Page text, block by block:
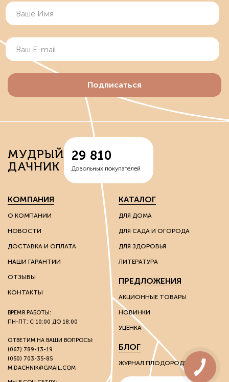
Подписаться
МУДРЫЙ
ДАЧНИК
29 810
Довольных покупателей
КОМПАНИЯ
О КОМПАНИИ
НОВОСТИ
ДОСТАВКА И ОПЛАТА
НАШИ ГАРАНТИИ
ОТЗЫВЫ
КОНТАКТЫ
ВРЕМЯ РАБОТЫ:
ПН-ПТ: С 10:00 ДО 18:00
ОТВЕТИМ НА ВАШИ ВОПРОСЫ:
(067) 789-13-19
(050) 703-35-85
M.DACHNIK@GMAIL.COM
КАТАЛОГ
ДЛЯ ДОМА
ДЛЯ САДА И ОГОРОДА
ДЛЯ ЗДОРОВЬЯ
ЛИТЕРАТУРА
ПРЕДЛОЖЕНИЯ
АКЦИОННЫЕ ТОВАРЫ
НОВИНКИ
УЦЕНКА
БЛОГ
ЖУРНАЛ ПЛОДОРОДИЯ